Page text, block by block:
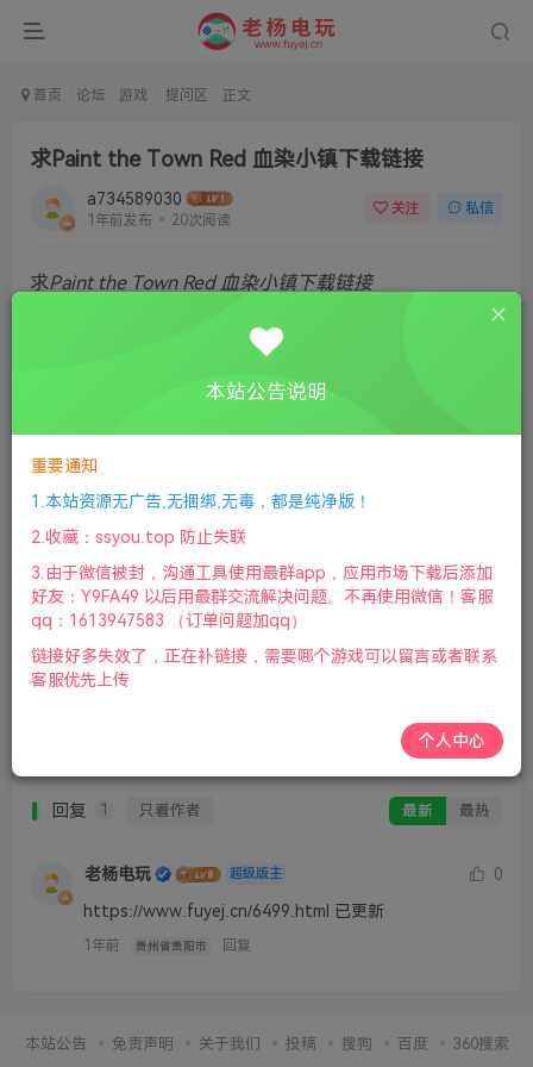
首页 论坛 游戏 提问区 正文
求Paint the Town Red 血染小镇下载链接
a734589030
1年前发布 20次阅读
关注 私信
求Paint the Town Red 血染小镇下载链接
请登录后发表评论
回复 1 只看作者 最新 最热
老杨电玩 超级版主
0
https://www.fuyej.cn/6499.html 已更新
1年前 贵州省贵阳市 回复
本站公告 免责声明 关于我们 投稿 搜狗 百度 360搜索
本站公告说明
重要通知
1.本站资源无广告,无捆绑,无毒，都是纯净版！
2.收藏：ssyou.top 防止失联
3.由于微信被封，沟通工具使用最群app，应用市场下载后添加
好友：Y9FA49 以后用最群交流解决问题。不再使用微信！客服
qq：1613947583 （订单问题加qq）
链接好多失效了，正在补链接，需要哪个游戏可以留言或者联系
客服优先上传
个人中心